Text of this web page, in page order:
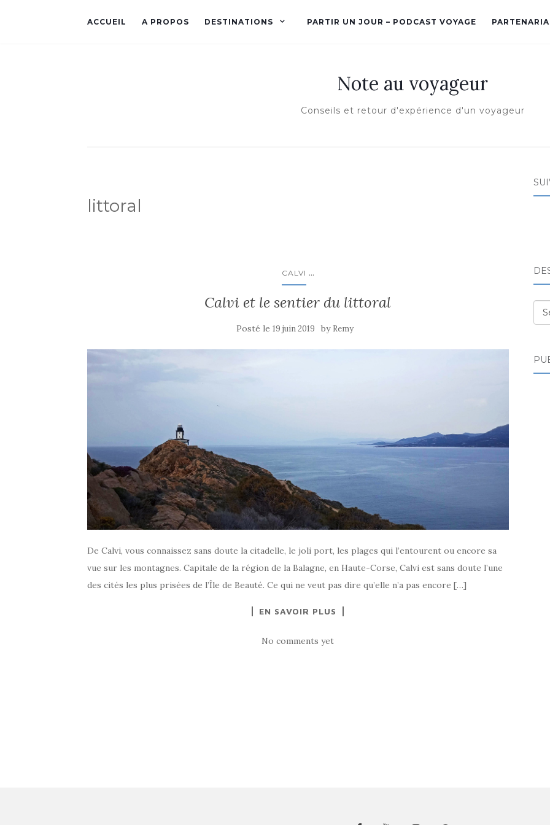
ACCUEIL A PROPOS DESTINATIONS PARTIR UN JOUR – PODCAST VOYAGE
Note au voyageur
Conseils et retour d'expérience d'un voyageur
littoral
CALVI ...
Calvi et le sentier du littoral
Posté le 19 juin 2019 by Remy
De Calvi, vous connaissez sans doute la citadelle, le joli port, les plages qui l’entourent ou encore sa
vue sur les montagnes. Capitale de la région de la Balagne, en Haute-Corse, Calvi est sans doute l’une
des cités les plus prisées de l’Île de Beauté. Ce qui ne veut pas dire qu’elle n’a pas encore […]
EN SAVOIR PLUS
No comments yet